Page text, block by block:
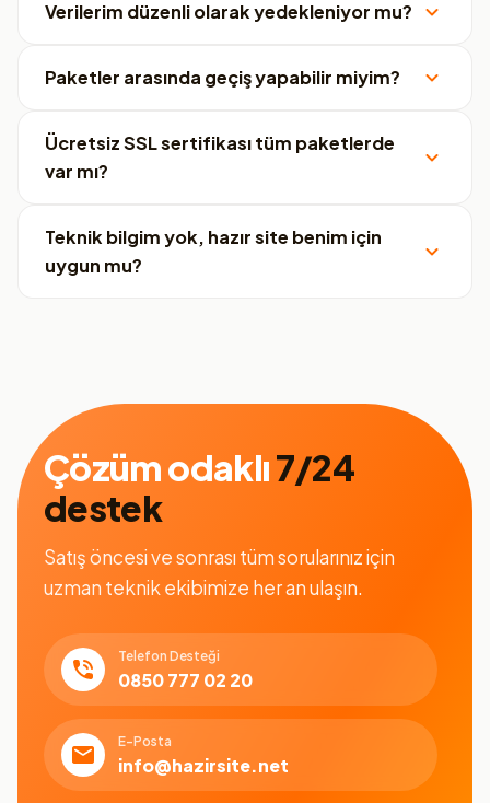
Verilerim düzenli olarak yedekleniyor mu?
Paketler arasında geçiş yapabilir miyim?
Ücretsiz SSL sertifikası tüm paketlerde
var mı?
Teknik bilgim yok, hazır site benim için
uygun mu?
Çözüm odaklı7/24
destek
Satış öncesi ve sonrası tüm sorularınız için
uzman teknik ekibimize her an ulaşın.
Telefon Desteği
0850 777 02 20
E-Posta
info@hazirsite.net